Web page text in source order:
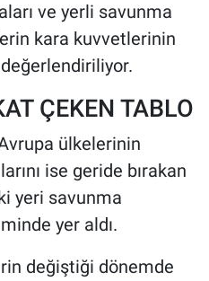
ve yerli savunma
kara kuvvetlerinin
değerlendiriliyor.
ÇEKEN TABLO
ülkelerinin
ise geride bırakan
yeri savunma
yer aldı.
değiştiği dönemde